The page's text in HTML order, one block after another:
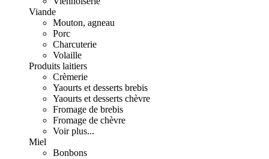
Viande
Mouton, agneau
Porc
Charcuterie
Volaille
Produits laitiers
Crèmerie
Yaourts et desserts brebis
Yaourts et desserts chèvre
Fromage de brebis
Fromage de chèvre
Voir plus...
Miel
Bonbons